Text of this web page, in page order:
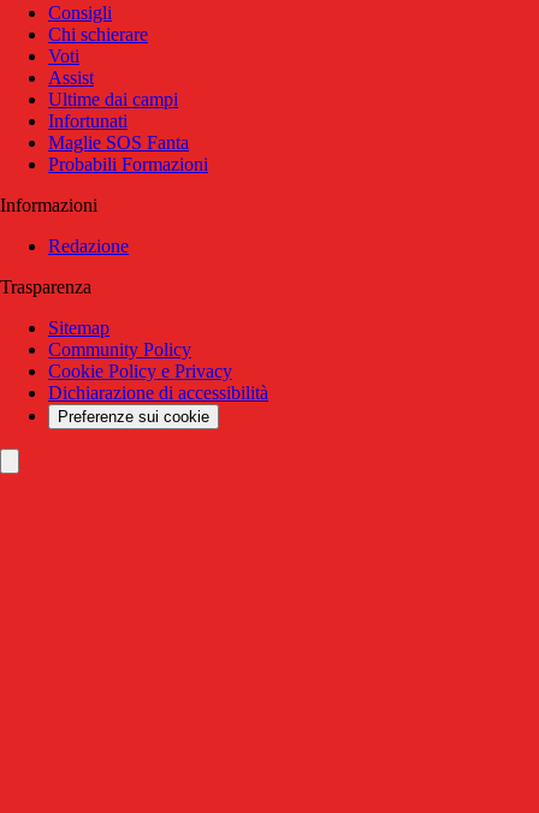
Consigli
Chi schierare
Voti
Assist
Ultime dai campi
Infortunati
Maglie SOS Fanta
Probabili Formazioni
Informazioni
Redazione
Trasparenza
Sitemap
Community Policy
Cookie Policy e Privacy
Dichiarazione di accessibilità
Preferenze sui cookie